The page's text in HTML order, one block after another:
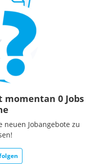
0 Jobs
neuen Jobangebote zu